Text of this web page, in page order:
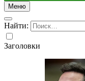
Меню
Найти:
Заголовки